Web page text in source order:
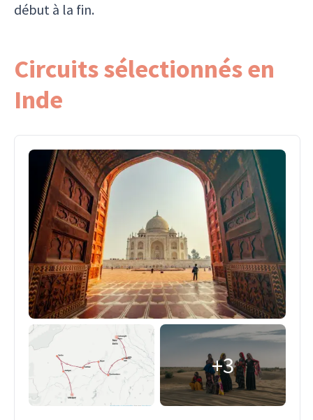
début à la fin.
Circuits sélectionnés en
Inde
+3